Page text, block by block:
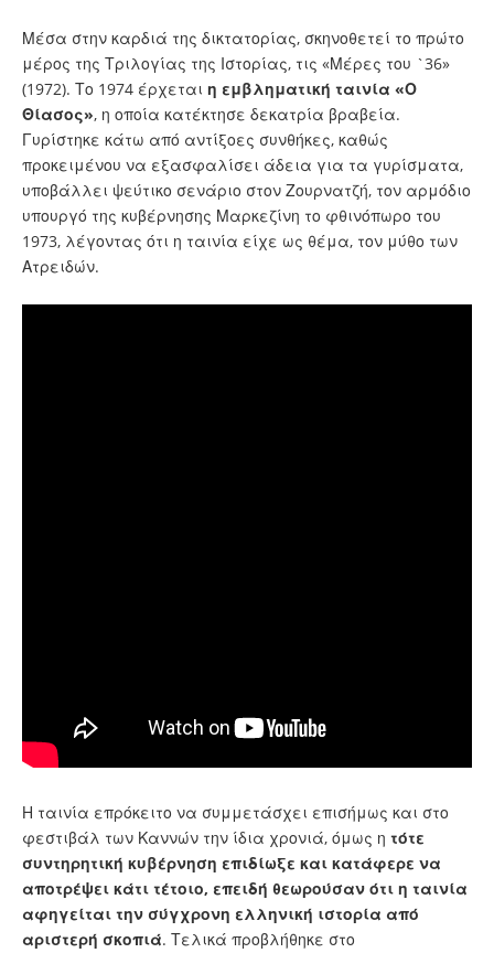
Μέσα στην καρδιά της δικτατορίας, σκηνοθετεί το πρώτο
μέρος της Τριλογίας της Ιστορίας, τις «Μέρες του `36»
(1972). Το 1974 έρχεται η εμβληματική ταινία «Ο
Θίασος», η οποία κατέκτησε δεκατρία βραβεία.
Γυρίστηκε κάτω από αντίξοες συνθήκες, καθώς
προκειμένου να εξασφαλίσει άδεια για τα γυρίσματα,
υποβάλλει ψεύτικο σενάριο στον Ζουρνατζή, τον αρμόδιο
υπουργό της κυβέρνησης Μαρκεζίνη το φθινόπωρο του
1973, λέγοντας ότι η ταινία είχε ως θέμα, τον μύθο των
Ατρειδών.
Η ταινία επρόκειτο να συμμετάσχει επισήμως και στο
φεστιβάλ των Καννών την ίδια χρονιά, όμως η τότε
συντηρητική κυβέρνηση επιδίωξε και κατάφερε να
αποτρέψει κάτι τέτοιο, επειδή θεωρούσαν ότι η ταινία
αφηγείται την σύγχρονη ελληνική ιστορία από
αριστερή σκοπιά. Τελικά προβλήθηκε στο